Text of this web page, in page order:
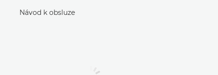
Návod k obsluze